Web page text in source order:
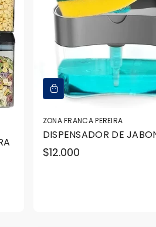
ZONA FRANCA PEREIRA
DISPENSADOR DE
Precio
$12.000